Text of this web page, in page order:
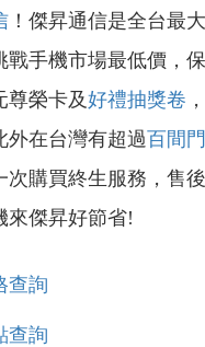
！傑昇通信是全台最
戰手機市場最低價，
尊榮卡及好禮抽獎卷 ，
外在台灣有超過百間
次購買終生服務，售
來傑昇好節省!
查詢
查詢